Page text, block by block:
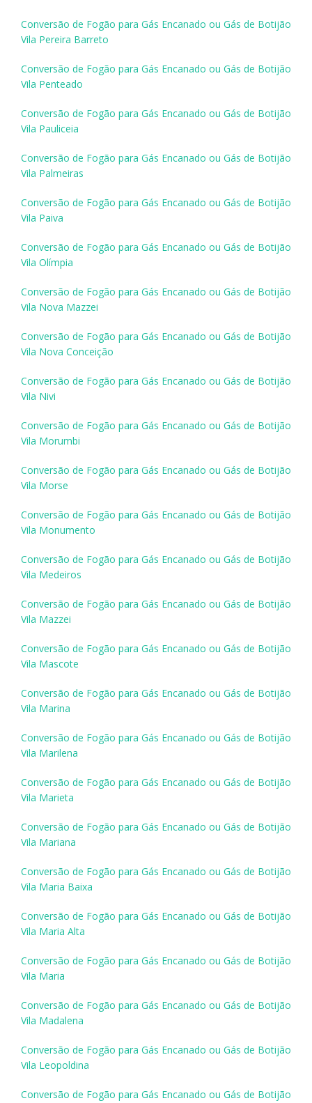
Conversão de Fogão para Gás Encanado ou Gás de Botijão
Vila Pereira Barreto
Conversão de Fogão para Gás Encanado ou Gás de Botijão
Vila Penteado
Conversão de Fogão para Gás Encanado ou Gás de Botijão
Vila Pauliceia
Conversão de Fogão para Gás Encanado ou Gás de Botijão
Vila Palmeiras
Conversão de Fogão para Gás Encanado ou Gás de Botijão
Vila Paiva
Conversão de Fogão para Gás Encanado ou Gás de Botijão
Vila Olímpia
Conversão de Fogão para Gás Encanado ou Gás de Botijão
Vila Nova Mazzei
Conversão de Fogão para Gás Encanado ou Gás de Botijão
Vila Nova Conceição
Conversão de Fogão para Gás Encanado ou Gás de Botijão
Vila Nivi
Conversão de Fogão para Gás Encanado ou Gás de Botijão
Vila Morumbi
Conversão de Fogão para Gás Encanado ou Gás de Botijão
Vila Morse
Conversão de Fogão para Gás Encanado ou Gás de Botijão
Vila Monumento
Conversão de Fogão para Gás Encanado ou Gás de Botijão
Vila Medeiros
Conversão de Fogão para Gás Encanado ou Gás de Botijão
Vila Mazzei
Conversão de Fogão para Gás Encanado ou Gás de Botijão
Vila Mascote
Conversão de Fogão para Gás Encanado ou Gás de Botijão
Vila Marina
Conversão de Fogão para Gás Encanado ou Gás de Botijão
Vila Marilena
Conversão de Fogão para Gás Encanado ou Gás de Botijão
Vila Marieta
Conversão de Fogão para Gás Encanado ou Gás de Botijão
Vila Mariana
Conversão de Fogão para Gás Encanado ou Gás de Botijão
Vila Maria Baixa
Conversão de Fogão para Gás Encanado ou Gás de Botijão
Vila Maria Alta
Conversão de Fogão para Gás Encanado ou Gás de Botijão
Vila Maria
Conversão de Fogão para Gás Encanado ou Gás de Botijão
Vila Madalena
Conversão de Fogão para Gás Encanado ou Gás de Botijão
Vila Leopoldina
Conversão de Fogão para Gás Encanado ou Gás de Botijão